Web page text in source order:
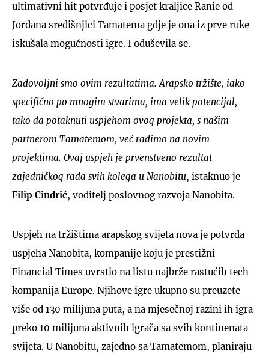
ultimativni hit potvrđuje i posjet kraljice Ranie od
Jordana središnjici Tamatema gdje je ona iz prve ruke
iskušala mogućnosti igre. I oduševila se.
Zadovoljni smo ovim rezultatima. Arapsko tržište, iako
specifično po mnogim stvarima, ima velik potencijal,
tako da potaknuti uspjehom ovog projekta, s našim
partnerom Tamatemom, već radimo na novim
projektima. Ovaj uspjeh je prvenstveno rezultat
zajedničkog rada svih kolega u Nanobitu, istaknuo je
Filip Cindrić, voditelj poslovnog razvoja Nanobita.
Uspjeh na tržištima arapskog svijeta nova je potvrda
uspjeha Nanobita, kompanije koju je prestižni
Financial Times uvrstio na listu najbrže rastućih tech
kompanija Europe. Njihove igre ukupno su preuzete
više od 130 milijuna puta, a na mjesečnoj razini ih igra
preko 10 milijuna aktivnih igrača sa svih kontinenata
svijeta. U Nanobitu, zajedno sa Tamatemom, planiraju